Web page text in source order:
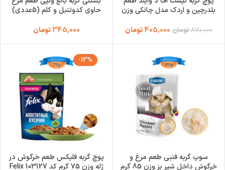
بلدرچین و اردک مدل چانکی وزن
Lowland Creek870,000 تومان 405,000 تومان
حاوی کدوتنبل و کلم (5عددی)
Treat Chicken
345,000 تومان
سوپ گربه فنبی طعم مرغ و
خرگوش داخل شیر بز وزن 85 گرم
-13%
پوچ گربه فلیکس طعم خرگوش در
ژله وزن 75 گرم کد 103127 Felix